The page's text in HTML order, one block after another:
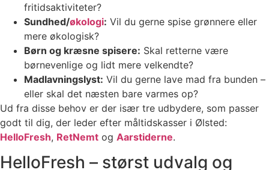
fritidsaktiviteter?
Sundhed/økologi: Vil du gerne spise grønnere eller
mere økologisk?
Børn og kræsne spisere: Skal retterne være
børnevenlige og lidt mere velkendte?
Madlavningslyst: Vil du gerne lave mad fra bunden –
eller skal det næsten bare varmes op?
Ud fra disse behov er der især tre udbydere, som passer
godt til dig, der leder efter måltidskasser i Ølsted:
HelloFresh, RetNemt og Aarstiderne.
HelloFresh – størst udvalg og